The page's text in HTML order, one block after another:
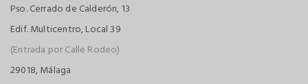
Pso. Cerrado de Calderón, 13
Edif. Multicentro, Local 39
(Entrada por Calle Rodeo)
29018, Málaga